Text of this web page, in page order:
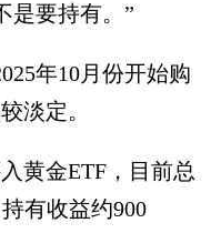
是要持有。”
年10月份开始购
淡定。
黄金ETF，目前总
有收益约900